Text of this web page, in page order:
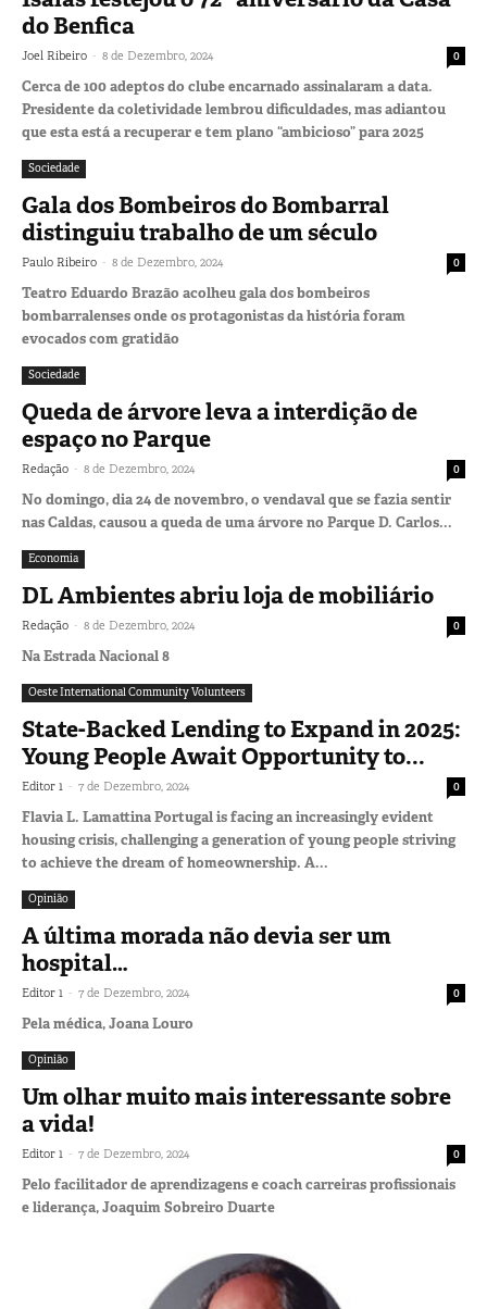
do Benfica
Joel Ribeiro - 8 de Dezembro, 2024 0
Cerca de 100 adeptos do clube encarnado assinalaram a data.
Presidente da coletividade lembrou dificuldades, mas adiantou
que esta está a recuperar e tem plano “ambicioso” para 2025
Sociedade
Gala dos Bombeiros do Bombarral
distinguiu trabalho de um século
Paulo Ribeiro - 8 de Dezembro, 2024 0
Teatro Eduardo Brazão acolheu gala dos bombeiros
bombarralenses onde os protagonistas da história foram
evocados com gratidão
Sociedade
Queda de árvore leva a interdição de
espaço no Parque
Redação - 8 de Dezembro, 2024 0
No domingo, dia 24 de novembro, o vendaval que se fazia sentir
nas Caldas, causou a queda de uma árvore no Parque D. Carlos...
Economia
DL Ambientes abriu loja de mobiliário
Redação - 8 de Dezembro, 2024 0
Na Estrada Nacional 8
Oeste International Community Volunteers
State-Backed Lending to Expand in 2025:
Young People Await Opportunity to...
Editor 1 - 7 de Dezembro, 2024 0
Flavia L. Lamattina Portugal is facing an increasingly evident
housing crisis, challenging a generation of young people striving
to achieve the dream of homeownership. A...
Opinião
A última morada não devia ser um
hospital…
Editor 1 - 7 de Dezembro, 2024 0
Pela médica, Joana Louro
Opinião
Um olhar muito mais interessante sobre
a vida!
Editor 1 - 7 de Dezembro, 2024 0
Pelo facilitador de aprendizagens e coach carreiras profissionais
e liderança, Joaquim Sobreiro Duarte